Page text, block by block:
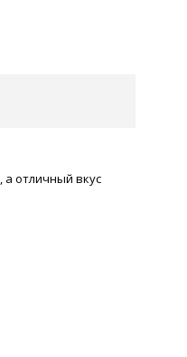
а отличный вкус